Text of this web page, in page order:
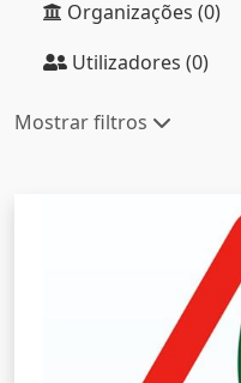
Organizações (0)
Utilizadores (0)
Mostrar filtros